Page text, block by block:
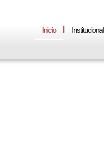
Inicio Institucional